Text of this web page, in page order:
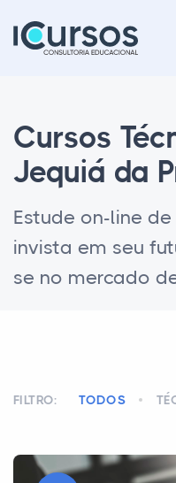
Cursos
Jequiá da
Estude on-line
invista em seu
se no mercado
FILTRO: TODOS